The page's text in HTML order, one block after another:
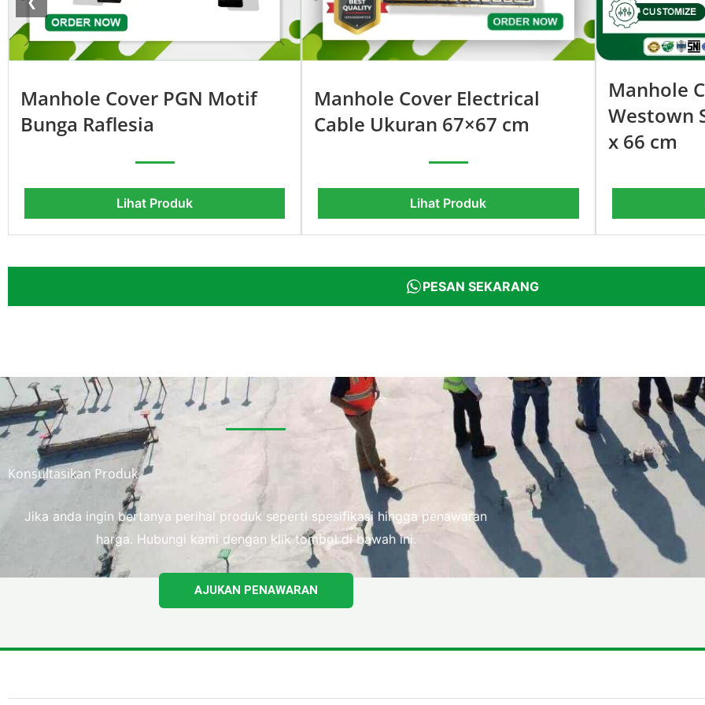
Manhole Cover PGN Motif
Bunga Raflesia
Lihat Produk
Manhole Cover Electrical
Cable Ukuran 67×67 cm
Lihat Produk
Manhole
Westown
x 66 cm
PESAN SEKARANG
Konsultasikan Produk
Jika anda ingin bertanya perihal produk seperti spesifikasi hingga penawaran
harga. Hubungi kami dengan klik tombol di bawah ini.
AJUKAN PENAWARAN